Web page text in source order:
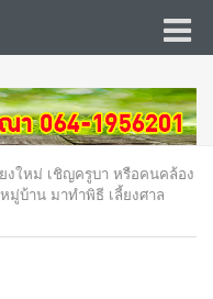
งใหม่ เชิญครูบา หรือคนคล้อง
บ้าน มาทำพิธี เลี้ยงศาล